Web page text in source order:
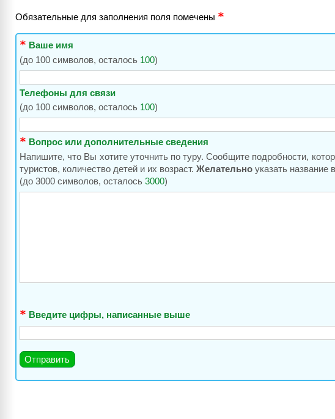
Обязательные для заполнения поля помечены
Ваше имя
(до 100 символов, осталось 100)
Телефоны для связи
(до 100 символов, осталось 100)
Вопрос или дополнительные сведения
Напишите, что Вы хотите уточнить по туру. Сообщите подробности,
туристов, количество детей и их возраст. Желательно указать название
(до 3000 символов, осталось 3000)
Введите цифры, написанные выше